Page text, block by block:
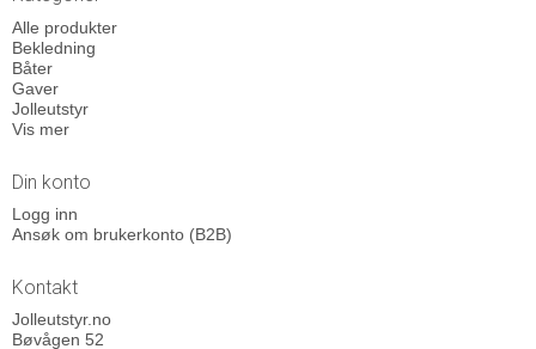
Alle produkter
Bekledning
Båter
Gaver
Jolleutstyr
Vis mer
Din konto
Logg inn
Ansøk om brukerkonto (B2B)
Kontakt
Jolleutstyr.no
Bøvågen 52